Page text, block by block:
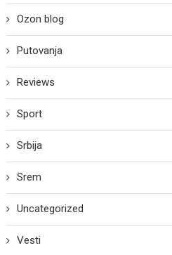
Ozon blog
Putovanja
Reviews
Sport
Srbija
Srem
Uncategorized
Vesti